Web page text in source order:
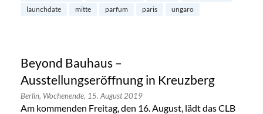
launchdate
mitte parfum paris ungaro
Beyond Bauhaus –
Ausstellungseröffnung in Kreuzberg
Berlin, Wochenende, 15. August 2019
Am kommenden Freitag, den 16. August, lädt das CLB